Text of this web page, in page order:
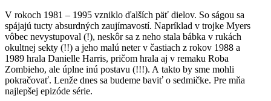
V rokoch 1981 – 1995 vzniklo ďalších päť dielov. So ságou sa
spájajú tucty absurdných zaujímavostí. Napríklad v trojke Myers
vôbec nevystupoval (!), neskôr sa z neho stala bábka v rukách
okultnej sekty (!!) a jeho malú neter v častiach z rokov 1988 a
1989 hrala Danielle Harris, pričom hrala aj v remaku Roba
Zombieho, ale úplne inú postavu (!!!). A takto by sme mohli
pokračovať. Lenže dnes sa budeme baviť o sedmičke. Pre mňa
najlepšej epizóde série.